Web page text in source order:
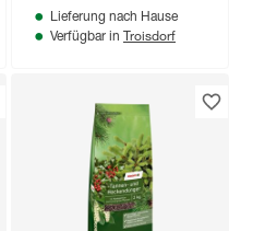
Lieferung nach Hause
Verfügbar in Troisdorf